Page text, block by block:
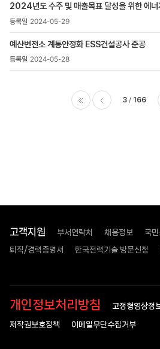
2024년도 수주 및 매출목표 달성을 위한 에너
2024-05-29
예산변전소 계통안정화 ESS건설공사 준공
2024-05-28
3 166
고객지원 부서연락처 채용정보 국
퇴직/경력증명서 한국전력기술 방문신청
개인정보처리방침 고정형영상정
저작권보호정책 이메일무단수집거부